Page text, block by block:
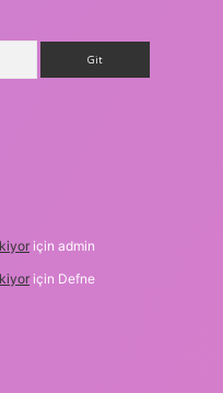
için admin
için Defne